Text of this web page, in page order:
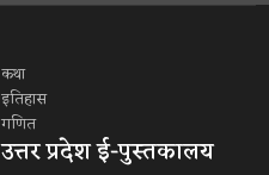
कथा
इतिहास
गणित
उत्तर प्रदेश ई-पुस्तकालय